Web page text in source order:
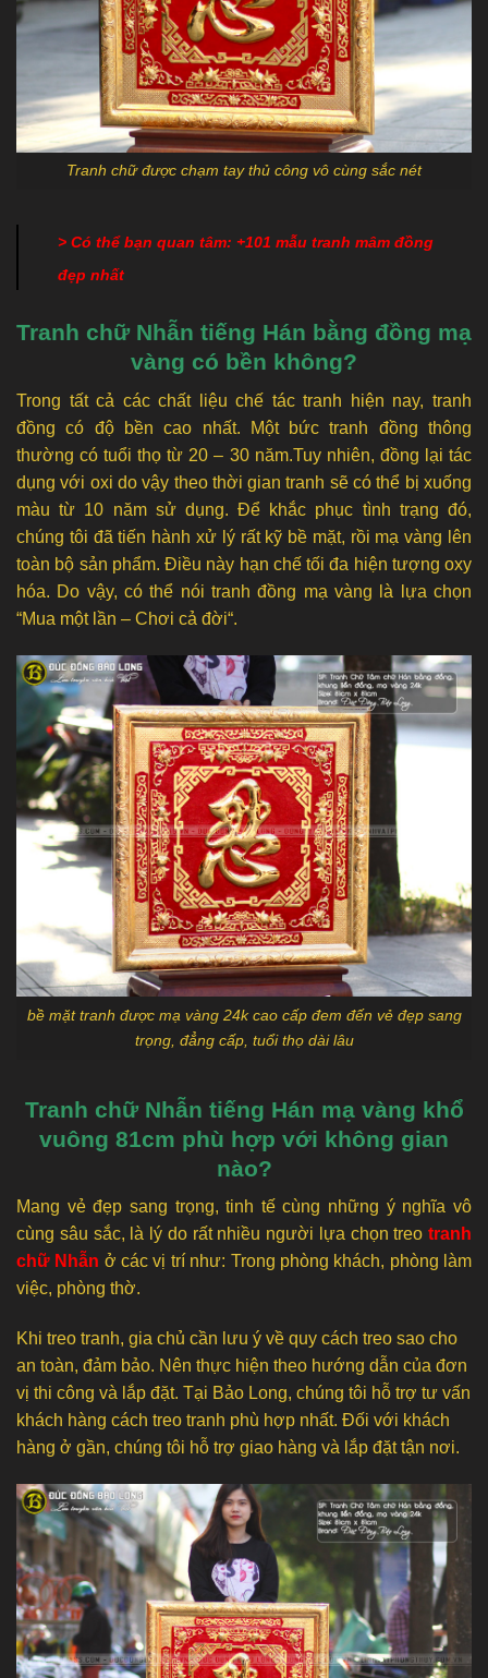
Tranh chữ được chạm tay thủ công vô cùng sắc nét
> Có thể bạn quan tâm: +101 mẫu tranh mâm đồng
đẹp nhất
Tranh chữ Nhẫn tiếng Hán bằng đồng mạ
vàng có bền không?
Trong tất cả các chất liệu chế tác tranh hiện nay, tranh
đồng có độ bền cao nhất. Một bức tranh đồng thông
thường có tuổi thọ từ 20 – 30 năm.Tuy nhiên, đồng lại tác
dụng với oxi do vậy theo thời gian tranh sẽ có thể bị xuống
màu từ 10 năm sử dụng. Để khắc phục tình trạng đó,
chúng tôi đã tiến hành xử lý rất kỹ bề mặt, rồi mạ vàng lên
toàn bộ sản phẩm. Điều này hạn chế tối đa hiện tượng oxy
hóa. Do vậy, có thể nói tranh đồng mạ vàng là lựa chọn
“Mua một lần – Chơi cả đời“.
bề mặt tranh được mạ vàng 24k cao cấp đem đến vẻ đẹp sang
trọng, đẳng cấp, tuổi thọ dài lâu
Tranh chữ Nhẫn tiếng Hán mạ vàng khổ
vuông 81cm phù hợp với không gian
nào?
Mang vẻ đẹp sang trọng, tinh tế cùng những ý nghĩa vô
cùng sâu sắc, là lý do rất nhiều người lựa chọn treo tranh
chữ Nhẫn ở các vị trí như: Trong phòng khách, phòng làm
việc, phòng thờ.
Khi treo tranh, gia chủ cần lưu ý về quy cách treo sao cho
an toàn, đảm bảo. Nên thực hiện theo hướng dẫn của đơn
vị thi công và lắp đặt. Tại Bảo Long, chúng tôi hỗ trợ tư vấn
khách hàng cách treo tranh phù hợp nhất. Đối với khách
hàng ở gần, chúng tôi hỗ trợ giao hàng và lắp đặt tận nơi.